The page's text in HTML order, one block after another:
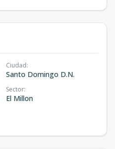
Ciudad:
Santo Domingo D.N.
Sector:
El Millon